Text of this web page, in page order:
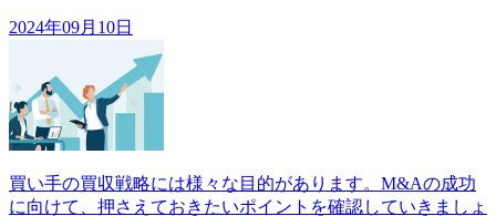
2024年09月10日
買い手の買収戦略には様々な目的があります。M&Aの成功
に向けて、押さえておきたいポイントを確認していきましょ